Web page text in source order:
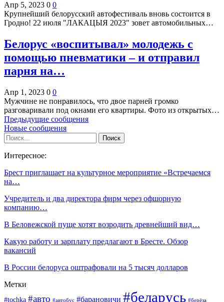
Апр 5, 2023 0 0
Крупнейший белорусский автофестиваль вновь состоится в
Гродно! 22 июля "ЛАКАЦЫЯ 2023" зовет автомобильных…
Белорус «воспитывал» молодежь с
помощью пневматики – и отправил
парня на…
Апр 1, 2023 0 0
Мужчине не понравилось, что двое парней громко
разговаривали под окнами его квартиры. Фото из открытых…
Предыдущие сообщения
Новые сообщения
Интересное:
Брест приглашает на культурное мероприятие «Встречаемся
на…
Учредитель и два директора фирм через офшорную
компанию…
В Беловежской пуще хотят возродить древнейший вид…
Какую работу и зарплату предлагают в Бресте. Обзор
вакансий
В России белоруса оштрафовали на 5 тысяч долларов
Метки
#tochka #авто #автобус #барановичи #беларусь #берёза